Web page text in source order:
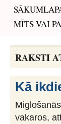
MĪTS VAI
RAKSTI
Kā
vakaros,